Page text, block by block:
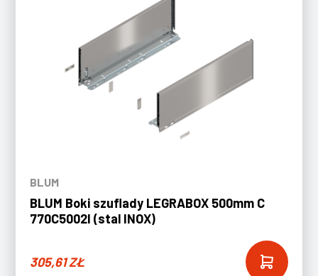
BLUM
BLUM Boki szuflady LEGRABOX 500mm C
770C5002I (stal INOX)
305,61ZŁ